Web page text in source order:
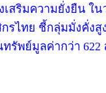
สริมความยั่งยืน ใน
รไทย ชี้กลุ่มมั่งคั่งสู
นทรัพย์มูลค่ากว่า